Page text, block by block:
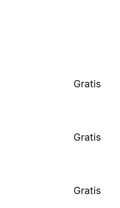
Gratis
Gratis
Gratis